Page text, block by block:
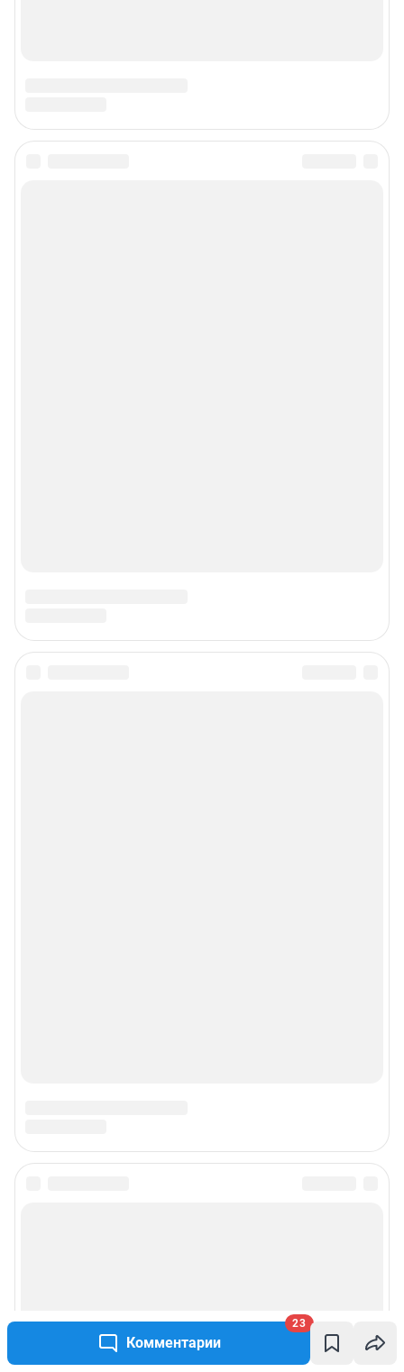
Комментарии
23